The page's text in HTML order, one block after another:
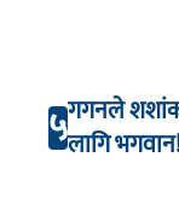
५गगनले
लागि